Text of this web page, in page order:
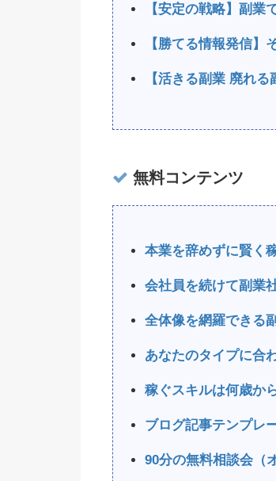
【安定の戦略】副業
【勝てる情報発信】
【活きる副業 廃れ
無料コンテンツ
本業を辞めずに賢く
会社員を続けて副業
全体像を網羅できる
あなたのタイプに合
稼ぐスキルは何歳か
ブログ記事テンプレ
90分の無料相談会（